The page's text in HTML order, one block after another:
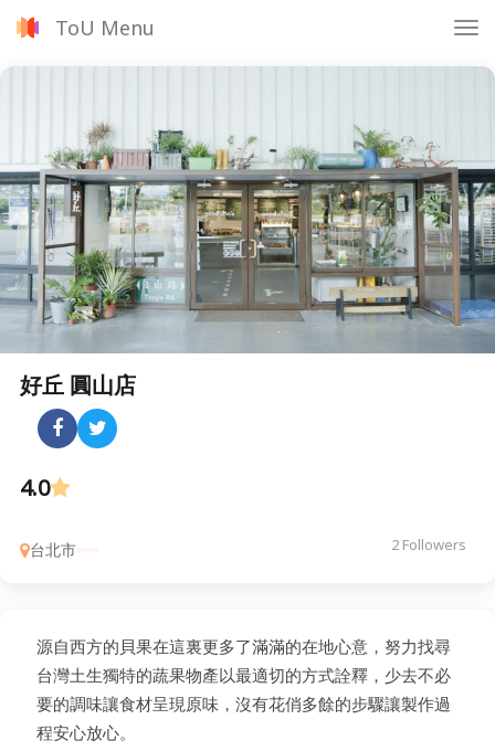
ToU Menu
好丘 圓山店
4.0
台北市 2 Followers
源自西方的貝果在這裏更多了滿滿的在地心意，努力找尋
台灣土生獨特的蔬果物產以最適切的方式詮釋，少去不必
要的調味讓食材呈現原味，沒有花俏多餘的步驟讓製作過
程安心放心。